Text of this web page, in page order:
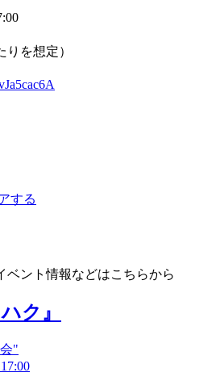
を想定）
する
ベント情報などはこちらから
ク』
"